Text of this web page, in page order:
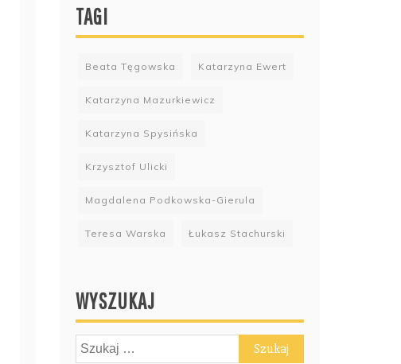
TAGI
Beata Tęgowska Katarzyna Ewert
Katarzyna Mazurkiewicz
Katarzyna Spysińska
Krzysztof Ulicki
Magdalena Podkowska-Gierula
Teresa Warska Łukasz Stachurski
WYSZUKAJ
Szukaj: